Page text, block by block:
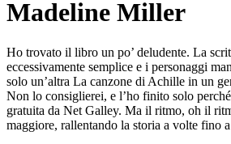
Madeline Miller
Ho trovato il libro un po’ deludente. La
eccessivamente semplice e i personaggi
solo un’altra La canzone di Achille in un
Non lo consiglierei, e l’ho finito solo
gratuita da Net Galley. Ma il ritmo, oh il
maggiore, rallentando la storia a volte fino